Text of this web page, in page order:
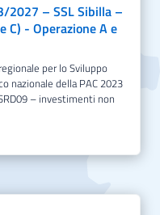
2027 – SSL Sibilla –
C) - Operazione A e
per lo Sviluppo
nazionale della PAC 2023
– investimenti non